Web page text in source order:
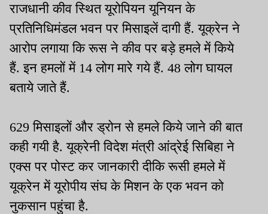
राजधानी कीव स्थित यूरोपियन यूनियन के
प्रतिनिधिमंडल भवन पर मिसाइलें दागी हैं. यूक्रेन ने
आरोप लगाया कि रूस ने कीव पर बड़े हमले में किये
हैं. इन हमलों में 14 लोग मारे गये हैं. 48 लोग घायल
बताये जाते हैं.
629 मिसाइलों और ड्रोन से हमले किये जाने की बात
कही गयी है. यूक्रेनी विदेश मंत्री आंद्रेई सिबिहा ने
एक्स पर पोस्ट कर जानकारी दीकि रूसी हमले में
यूक्रेन में यूरोपीय संघ के मिशन के एक भवन को
नुकसान पहुंचा है.